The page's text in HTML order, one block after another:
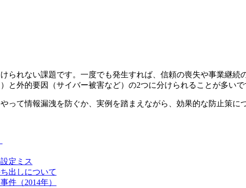
られない課題です。一度でも発生すれば、信頼の喪失や事業継続
と外的要因（サイバー被害など）の2つに分けられることが多いで
って情報漏洩を防ぐか、実例を踏まえながら、効果的な防止策に
定ミス
出しについて
件（2014年）